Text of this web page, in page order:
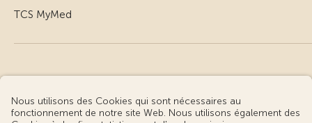
TCS MyMed